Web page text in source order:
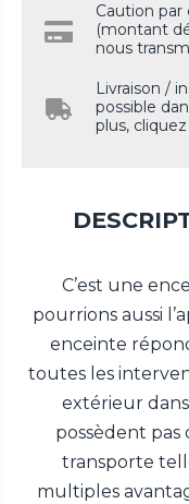
Caution
(montant
nous
Livraison /
possible
plus, cliquez
C’est une
pourrions aussi
enceinte
toutes les
extérieur
possèdent pas
transporte
multiples